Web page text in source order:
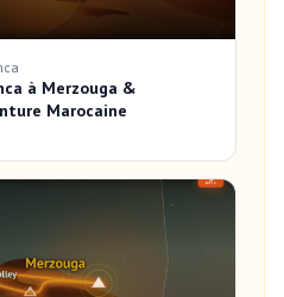
à Merzouga &
Marocaine